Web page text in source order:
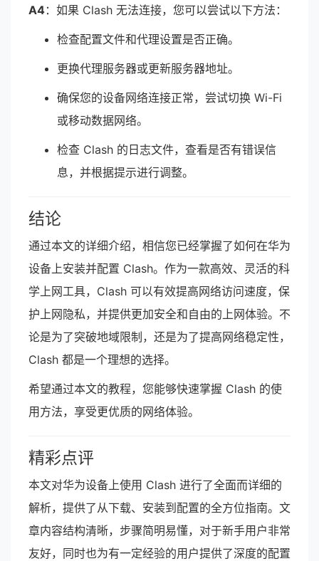
A4：如果 Clash 无法连接，您可以尝试以下方法：
检查配置文件和代理设置是否正确。
更换代理服务器或更新服务器地址。
确保您的设备网络连接正常，尝试切换 Wi-Fi
或移动数据网络。
检查 Clash 的日志文件，查看是否有错误信
息，并根据提示进行调整。
结论
通过本文的详细介绍，相信您已经掌握了如何在华为
设备上安装并配置 Clash。作为一款高效、灵活的科
学上网工具，Clash 可以有效提高网络访问速度，保
护上网隐私，并提供更加安全和自由的上网体验。不
论是为了突破地域限制，还是为了提高网络稳定性，
Clash 都是一个理想的选择。
希望通过本文的教程，您能够快速掌握 Clash 的使
用方法，享受更优质的网络体验。
精彩点评
本文对华为设备上使用 Clash 进行了全面而详细的
解析，提供了从下载、安装到配置的全方位指南。文
章内容结构清晰，步骤简明易懂，对于新手用户非常
友好，同时也为有一定经验的用户提供了深度的配置